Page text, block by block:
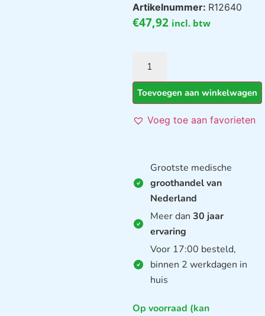
Artikelnummer: R12640
€47,92 incl. btw
Toevoegen aan winkelwagen
Voeg toe aan favorieten
Grootste medische
groothandel van
Nederland
Meer dan 30 jaar
ervaring
Voor 17:00 besteld,
binnen 2 werkdagen in
huis
Op voorraad (kan